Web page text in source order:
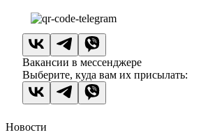
Вакансии в мессенджере
Выберите, куда вам их присылать:
Новости